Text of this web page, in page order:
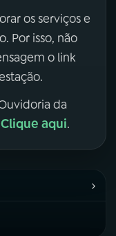
os serviços e
Por isso, não
o link
da
Clique aqui.
›